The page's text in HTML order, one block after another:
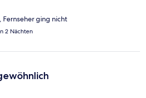
Fernseher ging nicht
2 Nächten